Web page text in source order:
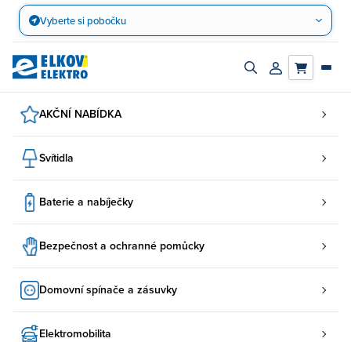
Přejít
obsah
Vyberte si pobočku
Zapnout/vypnout
Přihlásit/
AKČNÍ NABÍDKA
Svítidla
Baterie a nabíječky
Bezpečnost a ochranné pomůcky
Domovní spínače a zásuvky
Elektromobilita